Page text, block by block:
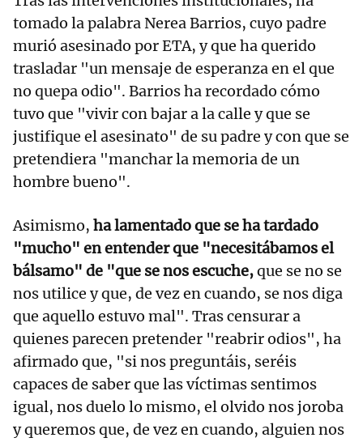
tomado la palabra Nerea Barrios, cuyo padre
murió asesinado por ETA, y que ha querido
trasladar "un mensaje de esperanza en el que
no quepa odio". Barrios ha recordado cómo
tuvo que "vivir con bajar a la calle y que se
justifique el asesinato" de su padre y con que se
pretendiera "manchar la memoria de un
hombre bueno".
Asimismo, ha lamentado que se ha tardado
"mucho" en entender que "necesitábamos el
bálsamo" de "que se nos escuche,que se no se
nos utilice y que, de vez en cuando, se nos diga
que aquello estuvo mal". Tras censurar a
quienes parecen pretender "reabrir odios", ha
afirmado que, "si nos preguntáis, seréis
capaces de saber que las víctimas sentimos
igual, nos duelo lo mismo, el olvido nos joroba
y queremos que, de vez en cuando, alguien nos